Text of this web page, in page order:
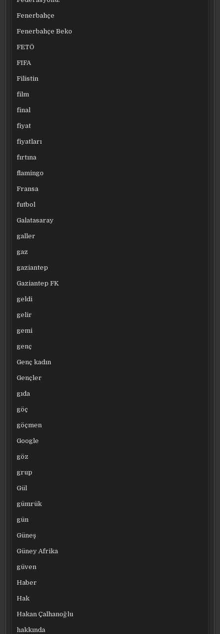
Fenerbahçe
Fenerbahçe Beko
FETÖ
FIFA
Filistin
film
final
fiyat
fiyatları
fırtına
flamingo
Fransa
futbol
Galatasaray
galler
gaz
gaziantep
Gaziantep FK
geldi
gelir
gemi
genç
Genç kadın
Gençler
gıda
göç
göçmen
Google
göz
grup
Gül
gümrük
gün
Güneş
Güney Afrika
güven
Haber
Hak
Hakan Çalhanoğlu
hakkında